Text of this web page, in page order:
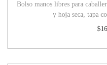
Bolso manos libres para
y hoja seca, tapa
$